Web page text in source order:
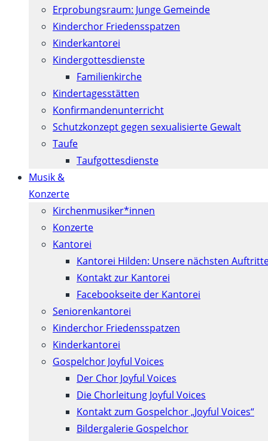
Erprobungsraum: Junge Gemeinde
Kinderchor Friedensspatzen
Kinderkantorei
Kindergottesdienste
Familienkirche
Kindertagesstätten
Konfirmanden­unterricht
Schutzkonzept gegen sexualisierte Gewalt
Taufe
Taufgottesdienste
Musik &
Konzerte
Kirchenmusiker*innen
Konzerte
Kantorei
Kantorei Hilden: Unsere nächsten
Kontakt zur Kantorei
Facebookseite der Kantorei
Seniorenkantorei
Kinderchor Friedensspatzen
Kinderkantorei
Gospelchor Joyful Voices
Der Chor Joyful Voices
Die Chorleitung Joyful Voices
Kontakt zum Gospelchor „Joyful Voices“
Bildergalerie Gospelchor